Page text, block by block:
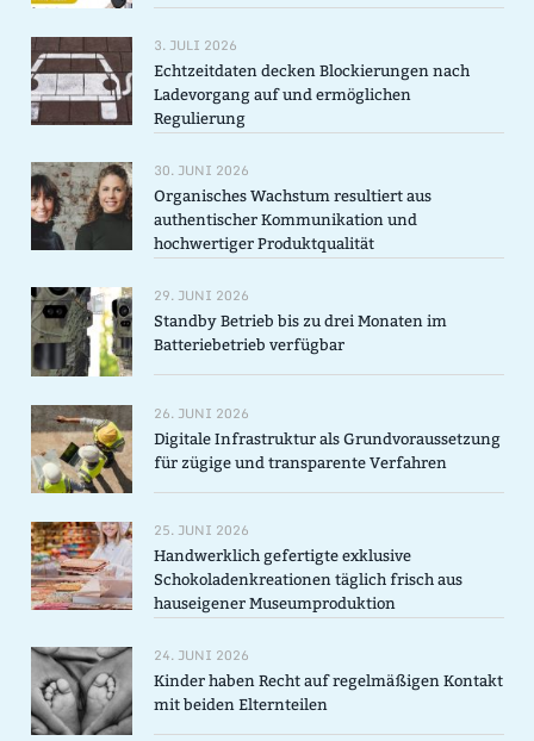
3. JULI 2026
Echtzeitdaten decken Blockierungen nach
Ladevorgang auf und ermöglichen
Regulierung
30. JUNI 2026
Organisches Wachstum resultiert aus
authentischer Kommunikation und
hochwertiger Produktqualität
29. JUNI 2026
Standby Betrieb bis zu drei Monaten im
Batteriebetrieb verfügbar
26. JUNI 2026
Digitale Infrastruktur als Grundvoraussetzung
für zügige und transparente Verfahren
25. JUNI 2026
Handwerklich gefertigte exklusive
Schokoladenkreationen täglich frisch aus
hauseigener Museumproduktion
24. JUNI 2026
Kinder haben Recht auf regelmäßigen Kontakt
mit beiden Elternteilen